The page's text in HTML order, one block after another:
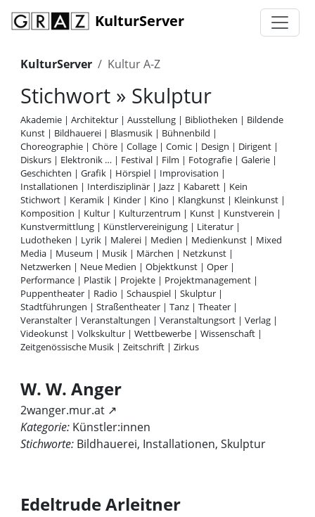
KulturServer
KulturServer Kultur A-Z
Stichwort » Skulptur
Akademie |Architektur |Ausstellung | Bibliotheken | Bildende
Kunst | Bildhauerei | Blasmusik | Bühnenbild |
Choreographie |Chöre |Collage |Comic | Design | Dirigent |
Diskurs | Elektronik … | Festival | Film | Fotografie |Galerie |
Geschichten |Grafik | Hörspiel | Improvisation |
Installationen | Interdisziplinär | Jazz | Kabarett | Kein
Stichwort | Keramik | Kinder | Kino | Klangkunst | Kleinkunst |
Komposition | Kultur | Kulturzentrum | Kunst | Kunstverein |
Kunstvermittlung | Künstlervereinigung | Literatur |
Ludotheken | Lyrik | Malerei | Medien | Medienkunst | Mixed
Media | Museum | Musik | Märchen | Netzkunst |
Netzwerken | Neue Medien |Objektkunst |Oper |
Performance | Plastik | Projekte | Projektmanagement |
Puppentheater | Radio |Schauspiel |Skulptur |
Stadtführungen |Straßentheater |Tanz |Theater |
Veranstalter |Veranstaltungen |Veranstaltungsort |Verlag |
Videokunst |Volkskultur |Wettbewerbe |Wissenschaft |
Zeitgenössische Musik |Zeitschrift |Zirkus
W. W. Anger
2wanger.mur.at ↗
Kategorie: Künstler:innen
Stichworte: Bildhauerei, Installationen, Skulptur
Edeltrude Arleitner